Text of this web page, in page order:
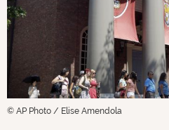
© AP Photo / Elise Amendola